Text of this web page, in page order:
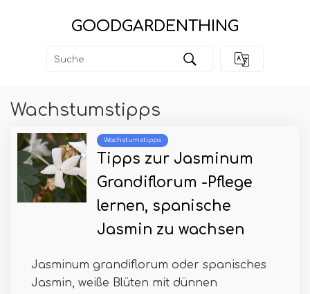
GOODGARDENTHING
Wachstumstipps
Wachstumstipps
Tipps zur Jasminum
Grandiflorum -Pflege
lernen, spanische
Jasmin zu wachsen
Jasminum grandiflorum oder spanisches
Jasmin, weiße Blüten mit dünnen